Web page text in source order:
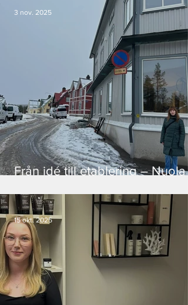
Från idé till etablering – Nuola
3 nov. 2025
15 okt. 2025